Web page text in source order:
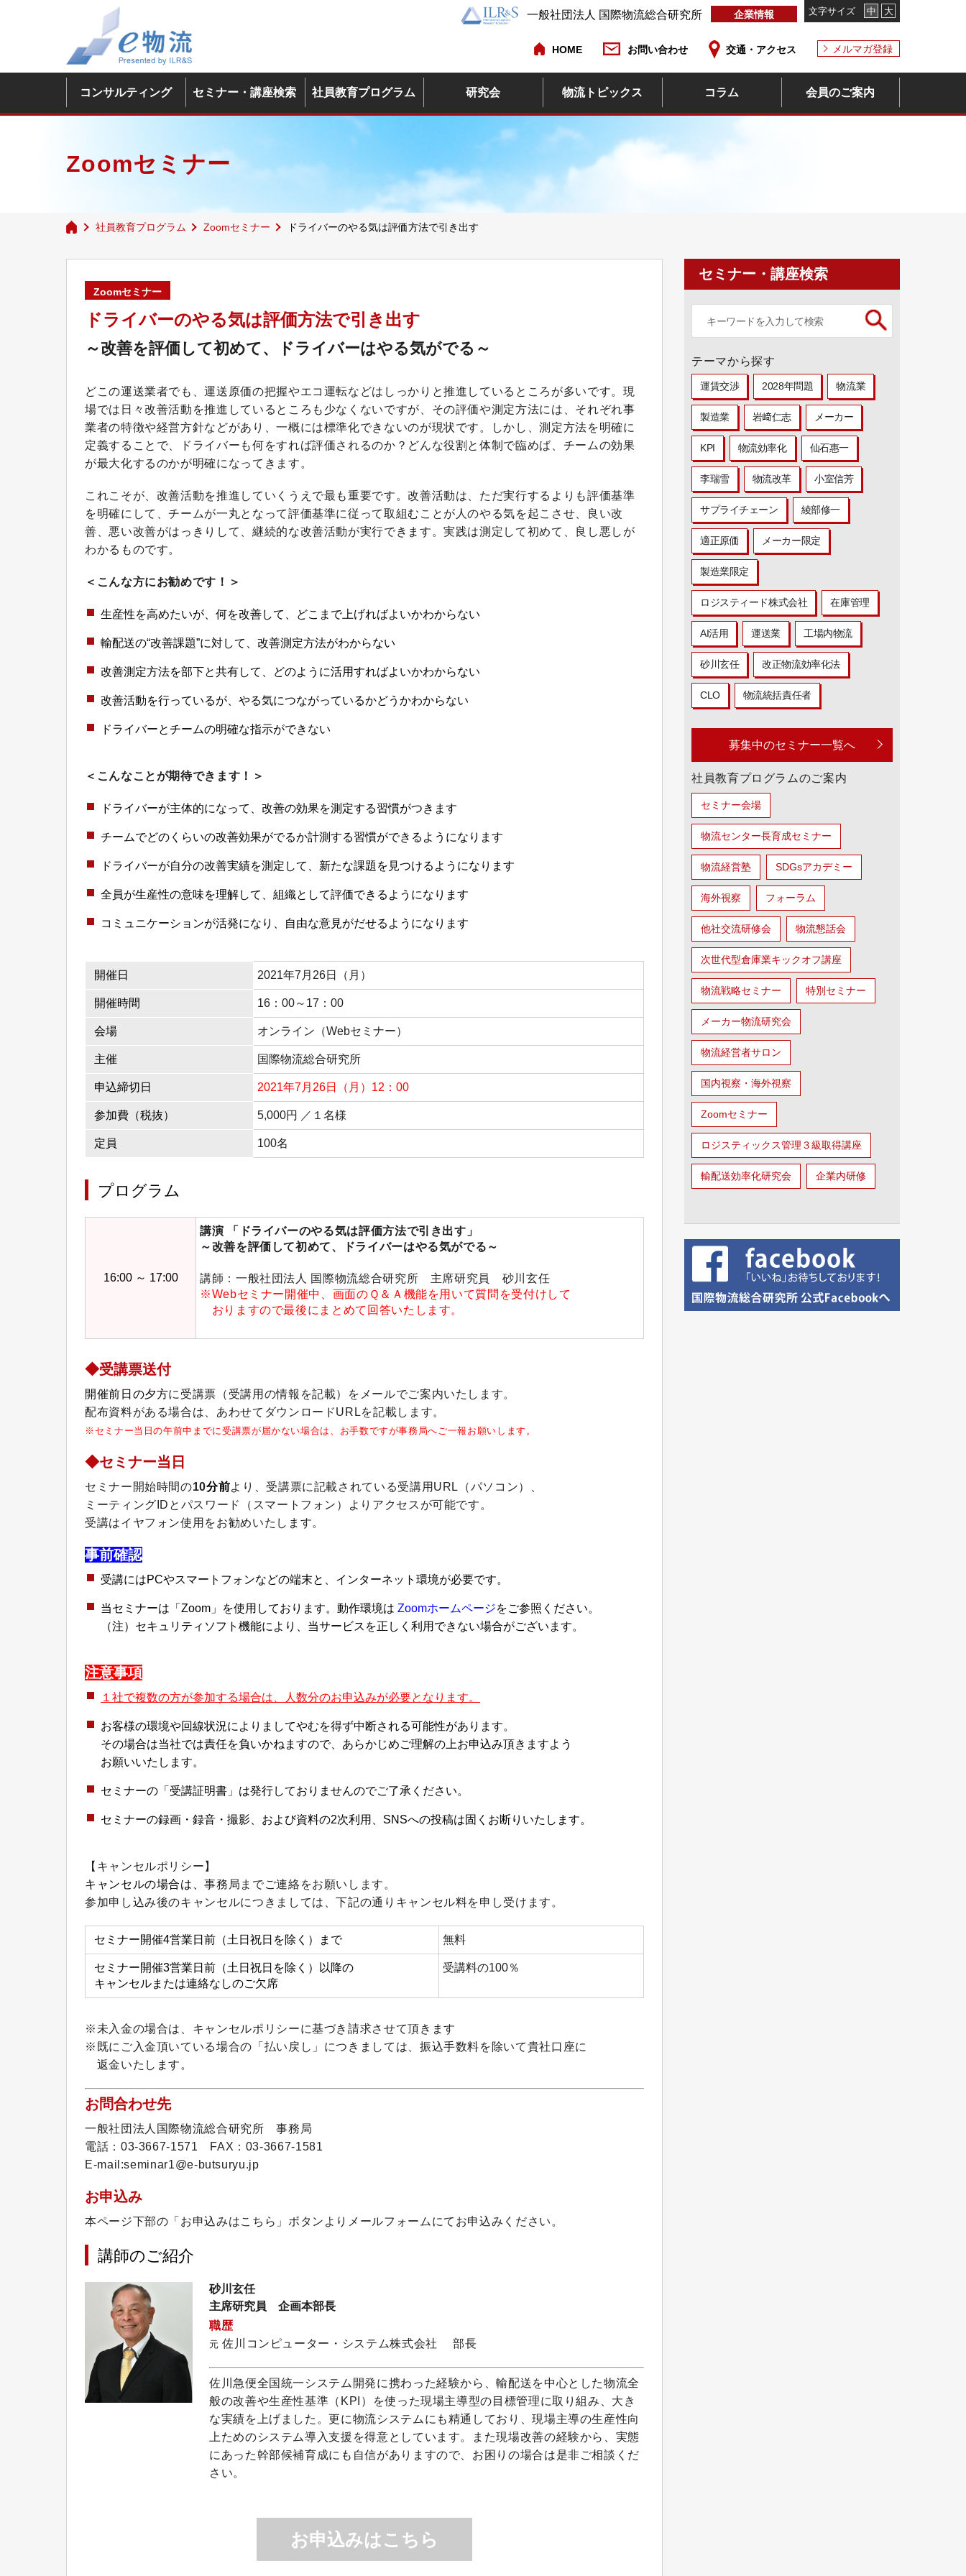
一般社団法人 国際物流総合研究所 企業情報 文字サイズ 中 大
HOME お問い合わせ 交通・アクセス メルマガ登録
コンサルティング セミナー・講座検索 社員教育プログラム 研究会 物流トピックス コラム 会員のご案内
Zoomセミナー
社員教育プログラム Zoomセミナー ドライバーのやる気は評価方法で引き出す
Zoomセミナー
ドライバーのやる気は評価方法で引き出す
～改善を評価して初めて、ドライバーはやる気がでる～
どこの運送業者でも、運送原価の把握やエコ運転などはしっかりと推進しているところが多いです。現
場では日々改善活動を推進しているところも少なくないですが、その評価や測定方法には、それぞれ事
業者の特徴や経営方針などがあり、一概には標準化できないのが現状です。しかし、測定方法を明確に
定義することで、ドライバーも何をすれば評価されるのか？どんな役割と体制で臨めば、チームの効果
が最大化するのかが明確になってきます。
これこそが、改善活動を推進していくうえで最も重要です。改善活動は、ただ実行するよりも評価基準
を明確にして、チームが一丸となって評価基準に従って取組むことが人のやる気を起こさせ、良い改
善、悪い改善がはっきりして、継続的な改善活動が実行できます。実践は測定して初めて、良し悪しが
わかるものです。
＜こんな方にお勧めです！＞
生産性を高めたいが、何を改善して、どこまで上げればよいかわからない
輸配送の“改善課題”に対して、改善測定方法がわからない
改善測定方法を部下と共有して、どのように活用すればよいかわからない
改善活動を行っているが、やる気につながっているかどうかわからない
ドライバーとチームの明確な指示ができない
＜こんなことが期待できます！＞
ドライバーが主体的になって、改善の効果を測定する習慣がつきます
チームでどのくらいの改善効果がでるか計測する習慣ができるようになります
ドライバーが自分の改善実績を測定して、新たな課題を見つけるようになります
全員が生産性の意味を理解して、組織として評価できるようになります
コミュニケーションが活発になり、自由な意見がだせるようになります
開催日 2021年7月26日（月）
開催時間 16：00～17：00
会場 オンライン（Webセミナー）
主催 国際物流総合研究所
申込締切日 2021年7月26日（月）12：00
参加費（税抜） 5,000円 ／１名様
定員 100名
プログラム
16:00 ～ 17:00
講演 「ドライバーのやる気は評価方法で引き出す」
～改善を評価して初めて、ドライバーはやる気がでる～
講師：一般社団法人 国際物流総合研究所 主席研究員 砂川玄任
※Webセミナー開催中、画面のＱ＆Ａ機能を用いて質問を受付けして
おりますので最後にまとめて回答いたします。
◆受講票送付
開催前日の夕方に受講票（受講用の情報を記載）をメールでご案内いたします。
配布資料がある場合は、あわせてダウンロードURLを記載します。
※セミナー当日の午前中までに受講票が届かない場合は、お手数ですが事務局へご一報お願いします。
◆セミナー当日
セミナー開始時間の10分前より、受講票に記載されている受講用URL（パソコン）、
ミーティングIDとパスワード（スマートフォン）よりアクセスが可能です。
受講はイヤフォン使用をお勧めいたします。
事前確認
受講にはPCやスマートフォンなどの端末と、インターネット環境が必要です。
当セミナーは「Zoom」を使用しております。動作環境は Zoomホームページをご参照ください。
（注）セキュリティソフト機能により、当サービスを正しく利用できない場合がございます。
注意事項
１社で複数の方が参加する場合は、人数分のお申込みが必要となります。
お客様の環境や回線状況によりましてやむを得ず中断される可能性があります。
その場合は当社では責任を負いかねますので、あらかじめご理解の上お申込み頂きますよう
お願いいたします。
セミナーの「受講証明書」は発行しておりませんのでご了承ください。
セミナーの録画・録音・撮影、および資料の2次利用、SNSへの投稿は固くお断りいたします。
【キャンセルポリシー】
キャンセルの場合は、事務局までご連絡をお願いします。
参加申し込み後のキャンセルにつきましては、下記の通りキャンセル料を申し受けます。
セミナー開催4営業日前（土日祝日を除く）まで 無料
セミナー開催3営業日前（土日祝日を除く）以降の
キャンセルまたは連絡なしのご欠席
受講料の100％
※未入金の場合は、キャンセルポリシーに基づき請求させて頂きます
※既にご入金頂いている場合の「払い戻し」につきましては、振込手数料を除いて貴社口座に
返金いたします。
お問合わせ先
一般社団法人国際物流総合研究所 事務局
電話：03-3667-1571 FAX：03-3667-1581
E-mail:seminar1@e-butsuryu.jp
お申込み
本ページ下部の「お申込みはこちら」ボタンよりメールフォームにてお申込みください。
講師のご紹介
砂川玄任
主席研究員 企画本部長
職歴
元 佐川コンピューター・システム株式会社 部長
佐川急便全国統一システム開発に携わった経験から、輸配送を中心とした物流全
般の改善や生産性基準（KPI）を使った現場主導型の目標管理に取り組み、大き
な実績を上げました。更に物流システムにも精通しており、現場主導の生産性向
上ためのシステム導入支援を得意としています。また現場改善の経験から、実態
にあった幹部候補育成にも自信がありますので、お困りの場合は是非ご相談くだ
さい。
お申込みはこちら
セミナー・講座検索
テーマから探す
運賃交渉 2028年問題 物流業
製造業 岩﨑仁志 メーカー
KPI 物流効率化 仙石惠一
李瑞雪 物流改革 小室信芳
サプライチェーン 綾部修一
適正原価 メーカー限定
製造業限定
ロジスティード株式会社 在庫管理
AI活用 運送業 工場内物流
砂川玄任 改正物流効率化法
CLO 物流統括責任者
募集中のセミナー一覧へ
社員教育プログラムのご案内
セミナー会場
物流センター長育成セミナー
物流経営塾 SDGsアカデミー
海外視察 フォーラム
他社交流研修会 物流懇話会
次世代型倉庫業キックオフ講座
物流戦略セミナー 特別セミナー
メーカー物流研究会
物流経営者サロン
国内視察・海外視察
Zoomセミナー
ロジスティックス管理３級取得講座
輸配送効率化研究会 企業内研修